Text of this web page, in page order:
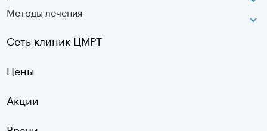
Московская
Озерки
Садовая
Старая Деревня
МРТ
Оптическая топография
УЗДГ
Методы лечения
Сеть клиник ЦМРТ
Цены
Акции